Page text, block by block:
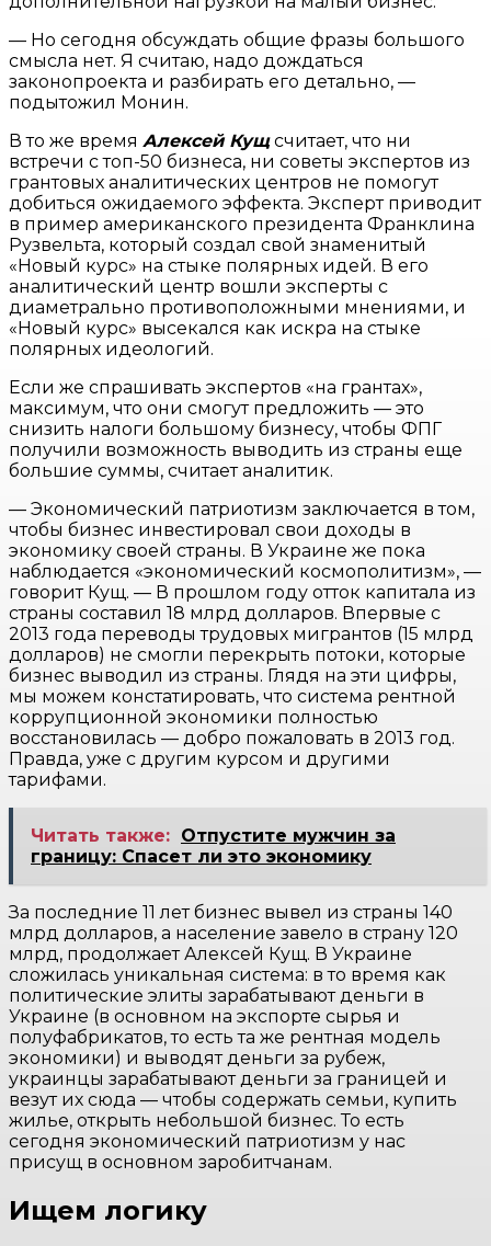
— Но сегодня обсуждать общие фразы большого
смысла нет. Я считаю, надо дождаться
законопроекта и разбирать его детально, —
подытожил Монин.
В то же время Алексей Кущсчитает, что ни
встречи с топ-50 бизнеса, ни советы экспертов из
грантовых аналитических центров не помогут
добиться ожидаемого эффекта. Эксперт приводит
в пример американского президента Франклина
Рузвельта, который создал свой знаменитый
«Новый курс» на стыке полярных идей. В его
аналитический центр вошли эксперты с
диаметрально противоположными мнениями, и
«Новый курс» высекался как искра на стыке
полярных идеологий.
Если же спрашивать экспертов «на грантах»,
максимум, что они смогут предложить — это
снизить налоги большому бизнесу, чтобы ФПГ
получили возможность выводить из страны еще
большие суммы, считает аналитик.
— Экономический патриотизм заключается в том,
чтобы бизнес инвестировал свои доходы в
экономику своей страны. В Украине же пока
наблюдается «экономический космополитизм», —
говорит Кущ. — В прошлом году отток капитала из
страны составил 18 млрд долларов. Впервые с
2013 года переводы трудовых мигрантов (15 млрд
долларов) не смогли перекрыть потоки, которые
бизнес выводил из страны. Глядя на эти цифры,
мы можем констатировать, что система рентной
коррупционной экономики полностью
восстановилась — добро пожаловать в 2013 год.
Правда, уже с другим курсом и другими
тарифами.
Читать также: Отпустите мужчин за
границу: Спасет ли это экономику
За последние 11 лет бизнес вывел из страны 140
млрд долларов, а население завело в страну 120
млрд, продолжает Алексей Кущ. В Украине
сложилась уникальная система: в то время как
политические элиты зарабатывают деньги в
Украине (в основном на экспорте сырья и
полуфабрикатов, то есть та же рентная модель
экономики) и выводят деньги за рубеж,
украинцы зарабатывают деньги за границей и
везут их сюда — чтобы содержать семьи, купить
жилье, открыть небольшой бизнес. То есть
сегодня экономический патриотизм у нас
присущ в основном заробитчанам.
Ищем логику